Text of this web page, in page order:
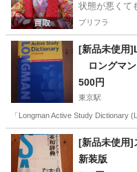
状態が悪くて
プリフラ
[新品未使用
ロングマン
500円
東京駅
「Longman Active Study Dictionary
東京 渋谷区 東京駅 語
[新品未使用]
新装版